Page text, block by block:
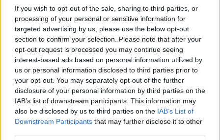
If you wish to opt-out of the sale, sharing to third parties, or
processing of your personal or sensitive information for
targeted advertising by us, please use the below opt-out
section to confirm your selection. Please note that after your
opt-out request is processed you may continue seeing
interest-based ads based on personal information utilized by
us or personal information disclosed to third parties prior to
your opt-out. You may separately opt-out of the further
disclosure of your personal information by third parties on the
IAB’s list of downstream participants. This information may
also be disclosed by us to third parties on the IAB’s List of
Downstream Participants that may further disclose it to other
ΔΕΙΤΕ ΕΠΙΣΗΣ
ΣΤΗΝ ΙΔΙΑ ΚΑΤΗΓΟΡΙΑ